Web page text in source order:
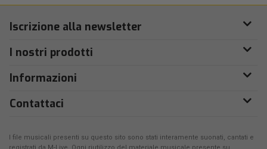
Iscrizione alla newsletter
I nostri prodotti
Informazioni
Contattaci
I file musicali presenti su questo sito sono stati interamente suonati, cantati e
registrati da M-Live . Ogni riutilizzo del materiale musicale presente su